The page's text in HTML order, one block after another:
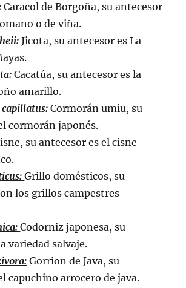
Caracol de Borgoña, su antecesor
o de viña.
Jicota, su antecesor es La
Cacatúa, su antecesor es la
amarillo.
Cormorán umiu, su
cormorán japonés.
su antecesor es el cisne
Grillo domésticos, su
los grillos campestres
Codorniz japonesa, su
variedad salvaje.
Gorrion de Java, su
capuchino arrocero de java.